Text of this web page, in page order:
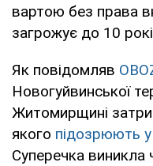
вартою без права
загрожує до 10
Як повідомляв
Новогуйвинської
Житомирщині
якого підозрюють
Суперечка виникла